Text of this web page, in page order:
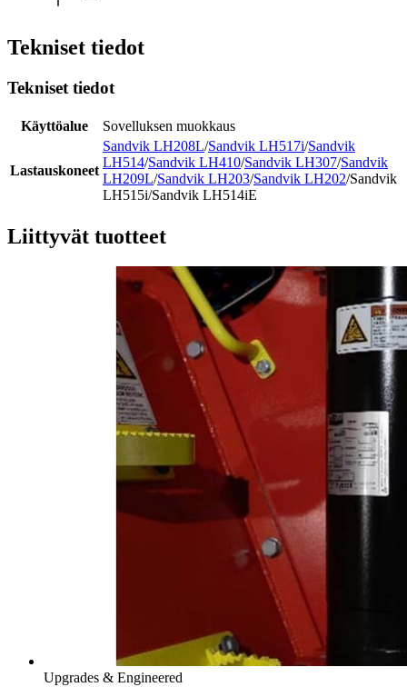
Tekniset tiedot
Tekniset tiedot
Käyttöalue Sovelluksen muokkaus
Lastauskoneet
Sandvik LH208L/Sandvik LH517i/Sandvik
LH514/Sandvik LH410/Sandvik LH307/Sandvik
LH209L/Sandvik LH203/Sandvik LH202/Sandvik
LH515i/Sandvik LH514iE
Liittyvät tuotteet
Upgrades & Engineered